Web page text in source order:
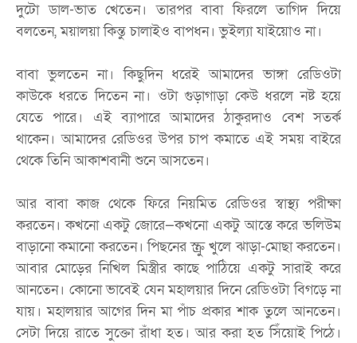
দুটো ডাল-ভাত খেতেন। তারপর বাবা ফিরলে তাগিদ দিয়ে
বলতেন, ময়ালয়া কিন্তু চালাইও বাপধন। ভুইল্যা যাইয়োও না।
বাবা ভুলতেন না। কিছুদিন ধরেই আমাদের ভাঙ্গা রেডিওটা
কাউকে ধরতে দিতেন না। ওটা গুড়াগাড়া কেউ ধরলে নষ্ট হয়ে
যেতে পারে। এই ব্যাপারে আমাদের ঠাকুরদাও বেশ সতর্ক
থাকেন। আমাদের রেডিওর উপর চাপ কমাতে এই সময় বাইরে
থেকে তিনি আকাশবানী শুনে আসতেন।
আর বাবা কাজ থেকে ফিরে নিয়মিত রেডিওর স্বাস্থ্য পরীক্ষা
করতেন। কখনো একটু জোরে—কখনো একটু আস্তে করে ভলিউম
বাড়ানো কমানো করতেন। পিছনের স্ক্রু খুলে ঝাড়া-মোছা করতেন।
আবার মোড়ের নিখিল মিস্ত্রীর কাছে পাঠিয়ে একটু সারাই করে
আনতেন। কোনো ভাবেই যেন মহালয়ার দিনে রেডিওটা বিগড়ে না
যায়। মহালয়ার আগের দিন মা পাঁচ প্রকার শাক তুলে আনতেন।
সেটা দিয়ে রাতে সুক্তো রাঁধা হত। আর করা হত সিঁয়োই পিঠে।